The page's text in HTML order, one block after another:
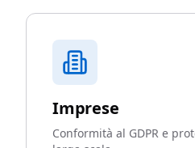
Imprese
Conformità al GDPR e